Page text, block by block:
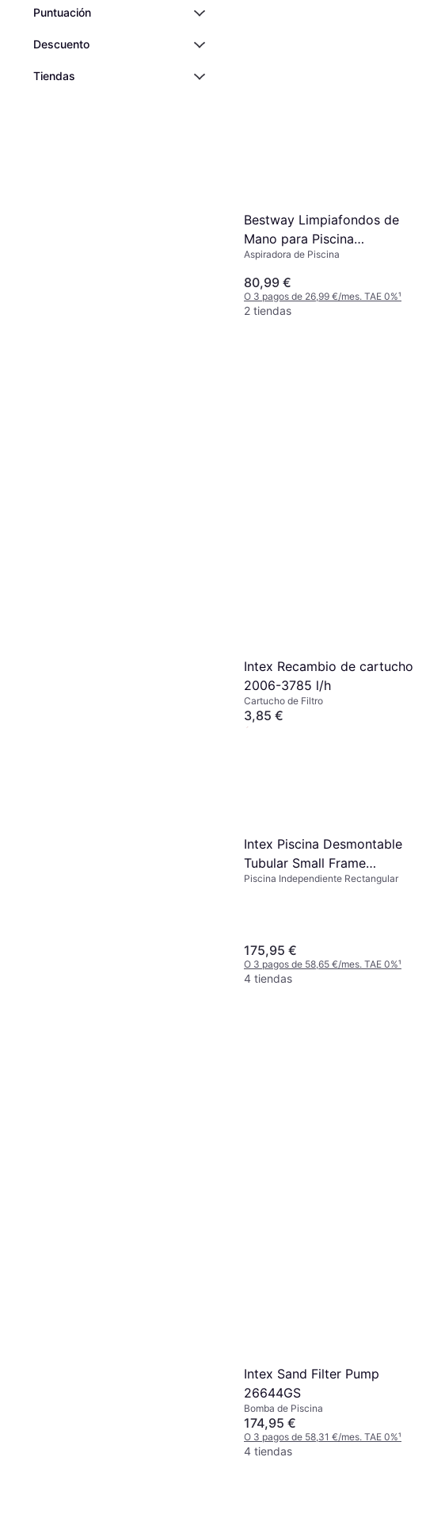
Puntuación
Descuento
Tiendas
Bestway Limpiafondos de
Mano para Piscina
AquaSurge 58771
Aspiradora de Piscina
80,99 €
O 3 pagos de 26,99 €/mes. TAE 0%¹
2 tiendas
Intex Recambio de cartucho
2006-3785 l/h
Cartucho de Filtro
3,85 €
Agotado
Intex Piscina Desmontable
Tubular Small Frame
450x220x84 cm
Piscina Independiente Rectangular
175,95 €
O 3 pagos de 58,65 €/mes. TAE 0%¹
4 tiendas
Intex Sand Filter Pump
26644GS
Bomba de Piscina
174,95 €
O 3 pagos de 58,31 €/mes. TAE 0%¹
4 tiendas